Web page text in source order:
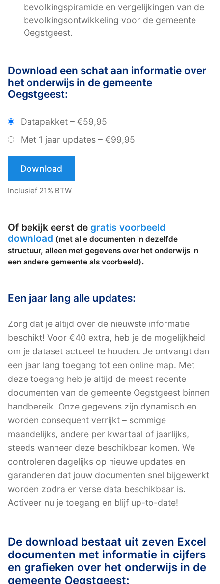
bevolkingspiramide en vergelijkingen van de
bevolkingsontwikkeling voor de gemeente
Oegstgeest.
Download een schat aan informatie over
het onderwijs in de gemeente
Oegstgeest:
Datapakket – €59,95
Met 1 jaar updates – €99,95
Download
Inclusief 21% BTW
Of bekijk eerst de gratis voorbeeld
download (met alle documenten in dezelfde
structuur, alleen met gegevens over het onderwijs in
een andere gemeente als voorbeeld).
Een jaar lang alle updates:
Zorg dat je altijd over de nieuwste informatie
beschikt! Voor €40 extra, heb je de mogelijkheid
om je dataset actueel te houden. Je ontvangt dan
een jaar lang toegang tot een online map. Met
deze toegang heb je altijd de meest recente
documenten van de gemeente Oegstgeest binnen
handbereik. Onze gegevens zijn dynamisch en
worden consequent verrijkt – sommige
maandelijks, andere per kwartaal of jaarlijks,
steeds wanneer deze beschikbaar komen. We
controleren dagelijks op nieuwe updates en
garanderen dat jouw documenten snel bijgewerkt
worden zodra er verse data beschikbaar is.
Activeer nu je toegang en blijf up-to-date!
De download bestaat uit zeven Excel
documenten met informatie in cijfers
en grafieken over het onderwijs in de
gemeente Oegstgeest: